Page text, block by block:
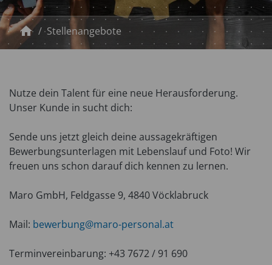
home Stellenangebote
Nutze dein Talent für eine neue Herausforderung.
Unser Kunde in sucht dich:
Sende uns jetzt gleich deine aussagekräftigen
Bewerbungsunterlagen mit Lebenslauf und Foto! Wir
freuen uns schon darauf dich kennen zu lernen.
Maro GmbH, Feldgasse 9, 4840 Vöcklabruck
Mail: bewerbung@maro-personal.at
Terminvereinbarung: +43 7672 / 91 690